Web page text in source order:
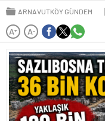
ARNAVUTKÖY GÜNDEM
A+ A-